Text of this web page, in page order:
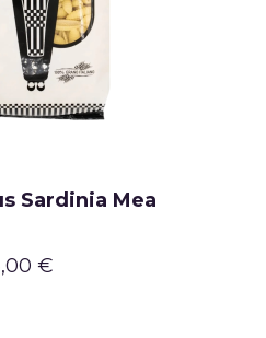
Sardinia Mea
€